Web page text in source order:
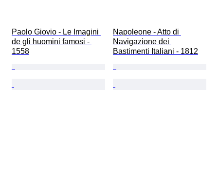
Paolo Giovio - Le Imagini
de gli huomini famosi -
1558
Napoleone - Atto di
Navigazione dei
Bastimenti Italiani - 1812